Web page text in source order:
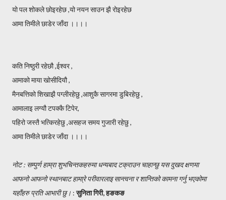
यो पल शोकले छोइरहेछ ,यो नयन साउन झै रोइरहेछ
आमा तिमीले छाडेर जाँदा ।।।।
कति निष्ठुरी रहेछौ ,ईश्वर ,
आमाको माया खोसीदियौ ,
मैनबत्तिको शिखाझै पग्लीरहेछु ,आशुकै सागरमा डुबिरहेछु ,
आमालाइ लग्यौ टपक्कै टिपेर,
पहिरो जस्तै भत्किरहेछु ,असहज समय गुजारी रहेछु ,
आमा तिमीले छाडेर जाँदा ।।।।
नोट : सम्पुर्ण हाम्रा शुभचिन्तकहरुमा धन्यबाद टक्राउन चाहान्छु यस दुखद क्षणमा
आफनो आफनो स्थानबाट हामा्रे परीवारलाइ सान्त्वना र शान्तिको कामना गर्नु भएकोमा
यहाँहरु प्रति आभारी छु। :सुनिता गिरी, हङकङ